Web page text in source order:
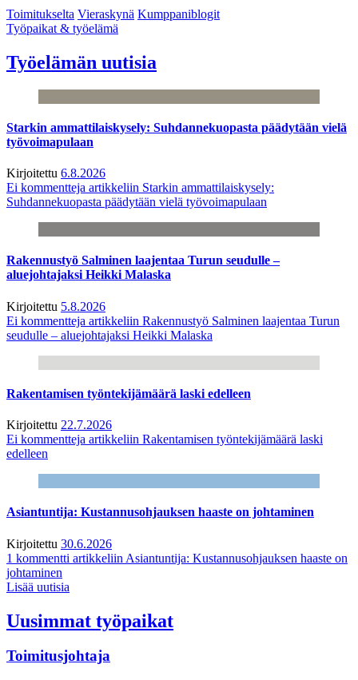
Toimitukselta Vieraskynä Kumppaniblogit
Työpaikat & työelämä
Työelämän uutisia
Starkin ammattilaiskysely: Suhdannekuopasta päädytään vielä
työvoimapulaan
Kirjoitettu 6.8.2026
Ei kommentteja artikkeliin Starkin ammattilaiskysely:
Suhdannekuopasta päädytään vielä työvoimapulaan
Rakennustyö Salminen laajentaa Turun seudulle –
aluejohtajaksi Heikki Malaska
Kirjoitettu 5.8.2026
Ei kommentteja artikkeliin Rakennustyö Salminen laajentaa Turun
seudulle – aluejohtajaksi Heikki Malaska
Rakentamisen työntekijämäärä laski edelleen
Kirjoitettu 22.7.2026
Ei kommentteja artikkeliin Rakentamisen työntekijämäärä laski
edelleen
Asiantuntija: Kustannusohjauksen haaste on johtaminen
Kirjoitettu 30.6.2026
1 kommentti artikkeliin Asiantuntija: Kustannusohjauksen haaste on
johtaminen
Lisää uutisia
Uusimmat työpaikat
Toimitusjohtaja